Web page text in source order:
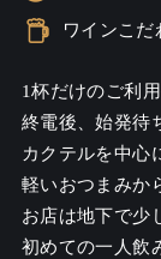
ワインこ
1杯だけのご利
終電後、始発待
カクテルを中心
軽いおつまみか
お店は地下で少
初めての一人飲